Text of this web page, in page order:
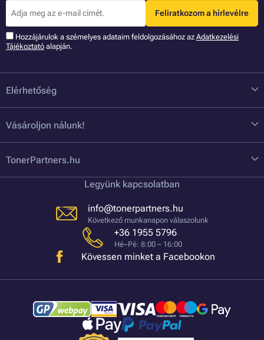
Feliratkozom a hírlevélre
Hozzájárulok a szémelyes adataim feldolgozásához az Adatkezelési
Tájékoztató alapján.
Elérhetőség
Vásároljon nálunk!
TonerPartners.hu
Legyünk kapcsolatban
info@tonerpartners.hu
Következő munkanapon válaszolunk
+36 1955 5796
Hé–Pé: 8:00 – 16:00
Kövessen minket a Facebookon